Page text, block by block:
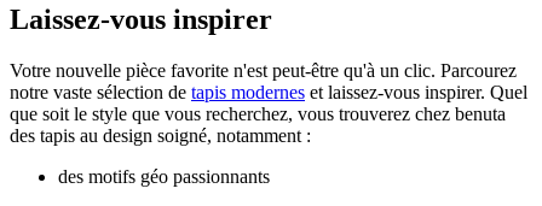
Laissez-vous inspirer
Votre nouvelle pièce favorite n'est peut-être qu'à un clic. Parcourez
notre vaste sélection de tapis modernes et laissez-vous inspirer. Quel
que soit le style que vous recherchez, vous trouverez chez benuta
des tapis au design soigné, notamment :
des motifs géo passionnants